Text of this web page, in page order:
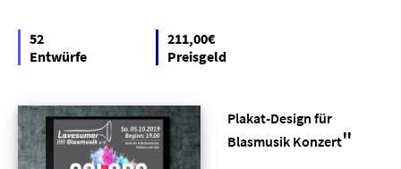
52
Entwürfe
211,00€
Preisgeld
Plakat-Design für
Blasmusik Konzert"